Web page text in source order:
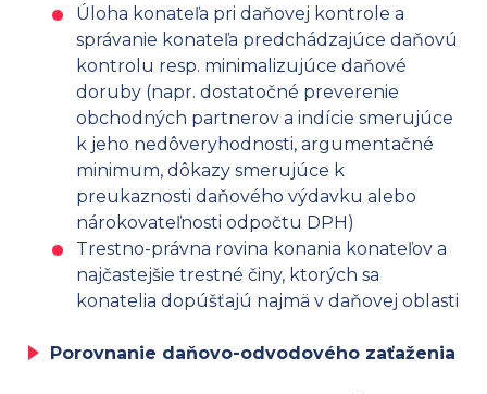
Úloha konateľa pri daňovej kontrole a
správanie konateľa predchádzajúce daňovú
kontrolu resp. minimalizujúce daňové
doruby (napr. dostatočné preverenie
obchodných partnerov a indície smerujúce
k jeho nedôveryhodnosti, argumentačné
minimum, dôkazy smerujúce k
preukaznosti daňového výdavku alebo
nárokovateľnosti odpočtu DPH)
Trestno-právna rovina konania konateľov a
najčastejšie trestné činy, ktorých sa
konatelia dopúšťajú najmä v daňovej oblasti
Porovnanie daňovo-odvodového zaťaženia